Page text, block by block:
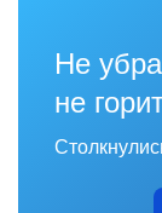
Не
не